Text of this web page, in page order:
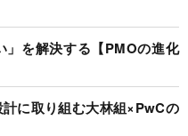
」を解決する【PMOの進化
に取り組む大林組×PwCの